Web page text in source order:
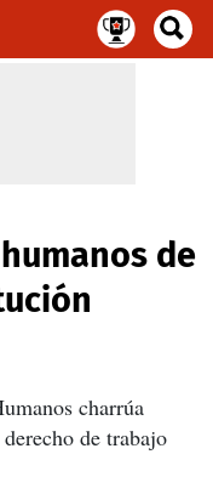
de
charrúa
de trabajo